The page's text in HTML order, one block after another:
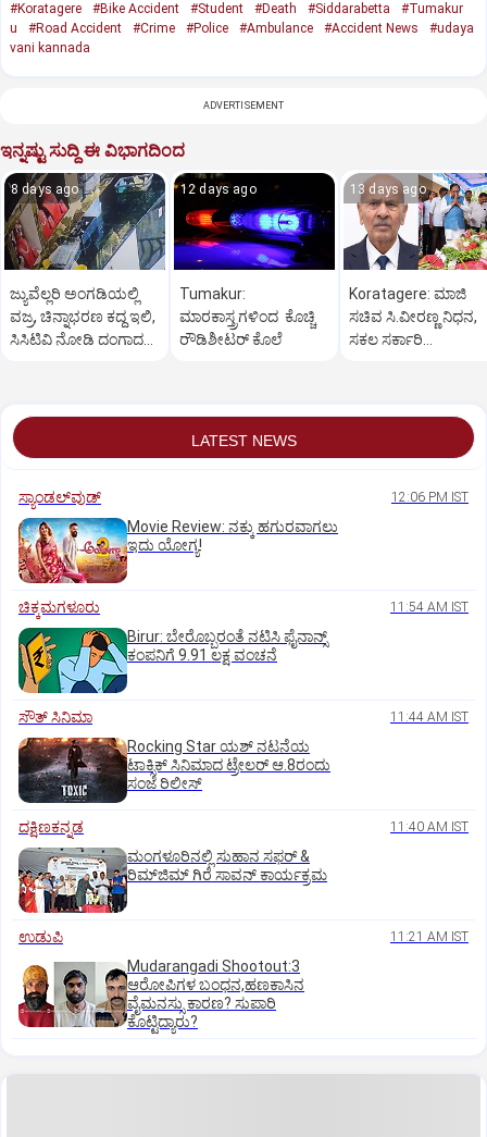
#Koratagere #Bike Accident #Student #Death #Siddarabetta
#Tumakur
u
#Road Accident #Crime #Police #Ambulance #Accident News
#udaya
vani kannada
ADVERTISEMENT
ಇನ್ನಷ್ಟು ಸುದ್ದಿ ಈ ವಿಭಾಗದಿಂದ
8 days ago
ಜ್ಯುವೆಲ್ಲರಿ ಅಂಗಡಿಯಲ್ಲಿ
ವಜ್ರ, ಚಿನ್ನಾಭರಣ ಕದ್ದ ಇಲಿ,
ಸಿಸಿಟಿವಿ ನೋಡಿ ದಂಗಾದ
12 days ago
Tumakur:
ಮಾರಕಾಸ್ತ್ರಗಳಿಂದ ಕೊಚ್ಚಿ
ರೌಡಿಶೀಟರ್ ಕೊಲೆ
13 days ago
Koratagere: ಮಾಜಿ
ಸಚಿವ ಸಿ.ವೀರಣ್ಣ ನಿಧನ,
ಸಕಲ ಸರ್ಕಾರಿ
LATEST NEWS
ಸ್ಯಾಂಡಲ್‌ವುಡ್‌ 12:06 PM IST
Movie Review: ನಕ್ಕು ಹಗುರವಾಗಲು
ಇದು ಯೋಗ್ಯ!
ಚಿಕ್ಕಮಗಳೂರು 11:54 AM IST
Birur: ಬೇರೊಬ್ಬರಂತೆ ನಟಿಸಿ ಫೈನಾನ್ಸ್
ಕಂಪನಿಗೆ 9.91 ಲಕ್ಷ ವಂಚನೆ
ಸೌತ್‌ ಸಿನಿಮಾ 11:44 AM IST
Rocking Star ಯಶ್‌ ನಟನೆಯ
ಟಾಕ್ಸಿಕ್‌ ಸಿನಿಮಾದ ಟ್ರೇಲರ್‌ ಆ.8ರಂದು
ಸಂಜೆ ರಿಲೀಸ್
ದಕ್ಷಿಣಕನ್ನಡ 11:40 AM IST
ಮಂಗಳೂರಿನಲ್ಲಿ ಸುಹಾನ ಸಫರ್ &
ರಿಮ್‌ಜಿಮ್ ಗಿರೆ ಸಾವನ್ ಕಾರ್ಯಕ್ರಮ
ಉಡುಪಿ 11:21 AM IST
Mudarangadi Shootout:‌3
ಆರೋಪಿಗಳ ಬಂಧನ,ಹಣಕಾಸಿನ
ವೈಮನಸ್ಸು ಕಾರಣ? ಸುಪಾರಿ
ಕೊಟ್ಟಿದ್ಯಾರು?